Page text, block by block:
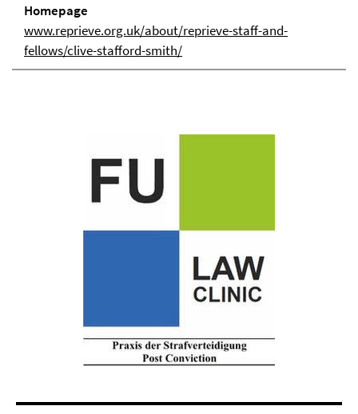
Homepage
www.reprieve.org.uk/about/reprieve-staff-and-
fellows/clive-stafford-smith/